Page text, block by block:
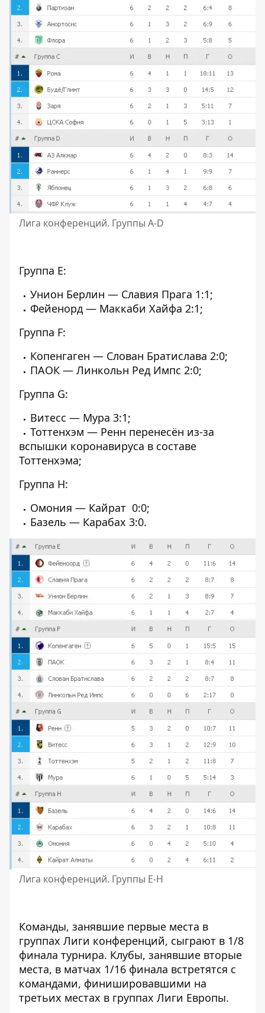
Лига конференций. Группы A-D
Группа E:
Унион Берлин — Славия Прага 1:1;
Фейенорд — Маккаби Хайфа 2:1;
Группа F:
Копенгаген — Слован Братислава 2:0;
ПАОК — Линкольн Ред Импс 2:0;
Группа G:
Витесс — Мура 3:1;
Тоттенхэм — Ренн перенесён из-за
вспышки коронавируса в составе
Тоттенхэма;
Группа H:
Омония — Кайрат 0:0;
Базель — Карабах 3:0.
Лига конференций. Группы Е-Н
Команды, занявшие первые места в
группах Лиги конференций, сыграют в 1/8
финала турнира. Клубы, занявшие вторые
места, в матчах 1/16 финала встретятся с
командами, финишировавшими на
третьих местах в группах Лиги Европы.